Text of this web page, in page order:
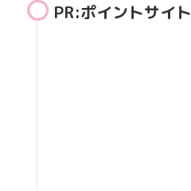
PR:ポイントサイト